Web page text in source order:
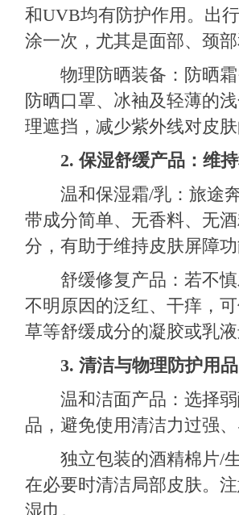
和UVB均有防护作用。出
涂一次，尤其是面部、颈
物理防晒装备：防晒霜
防晒口罩、冰袖及轻薄的
理遮挡，减少紫外线对皮肤
2. 保湿舒缓产品：维持
温和保湿霜/乳：旅途奔
带成分简单、无香料、无
分，有助于维持皮肤屏障功
舒缓修复产品：若不慎
不明原因的泛红、干痒，
草等舒缓成分的凝胶或乳
3. 清洁与物理防护用品
温和洁面产品：选择弱
品，避免使用清洁力过强
独立包装的酒精棉片/生
在必要时清洁局部皮肤。
湿巾。